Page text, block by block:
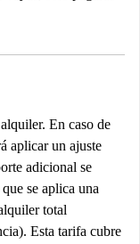
En caso de
aplicar un ajuste
adicional se
se aplica una
total
Esta tarifa cubre